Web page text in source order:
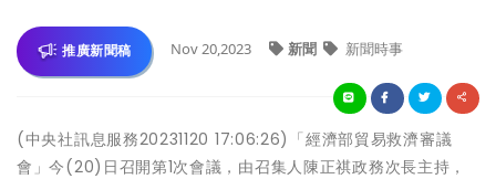
推廣新聞稿 Nov 20,2023 新聞 新聞時事
(中央社訊息服務20231120 17:06:26)「經濟部貿易救濟審議
會」今(20)日召開第1次會議，由召集人陳正祺政務次長主持，